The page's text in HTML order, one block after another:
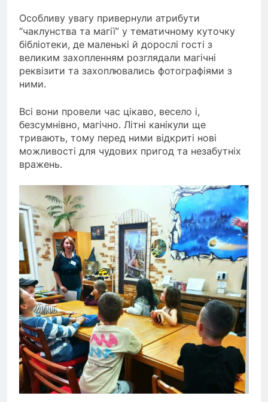
Особливу увагу привернули атрибути
“чаклунства та магії” у тематичному куточку
бібліотеки, де маленькі й дорослі гості з
великим захопленням розглядали магічні
реквізити та захоплювались фотографіями з
ними.
Всі вони провели час цікаво, весело і,
безсумнівно, магічно. Літні канікули ще
тривають, тому перед ними відкриті нові
можливості для чудових пригод та незабутніх
вражень.